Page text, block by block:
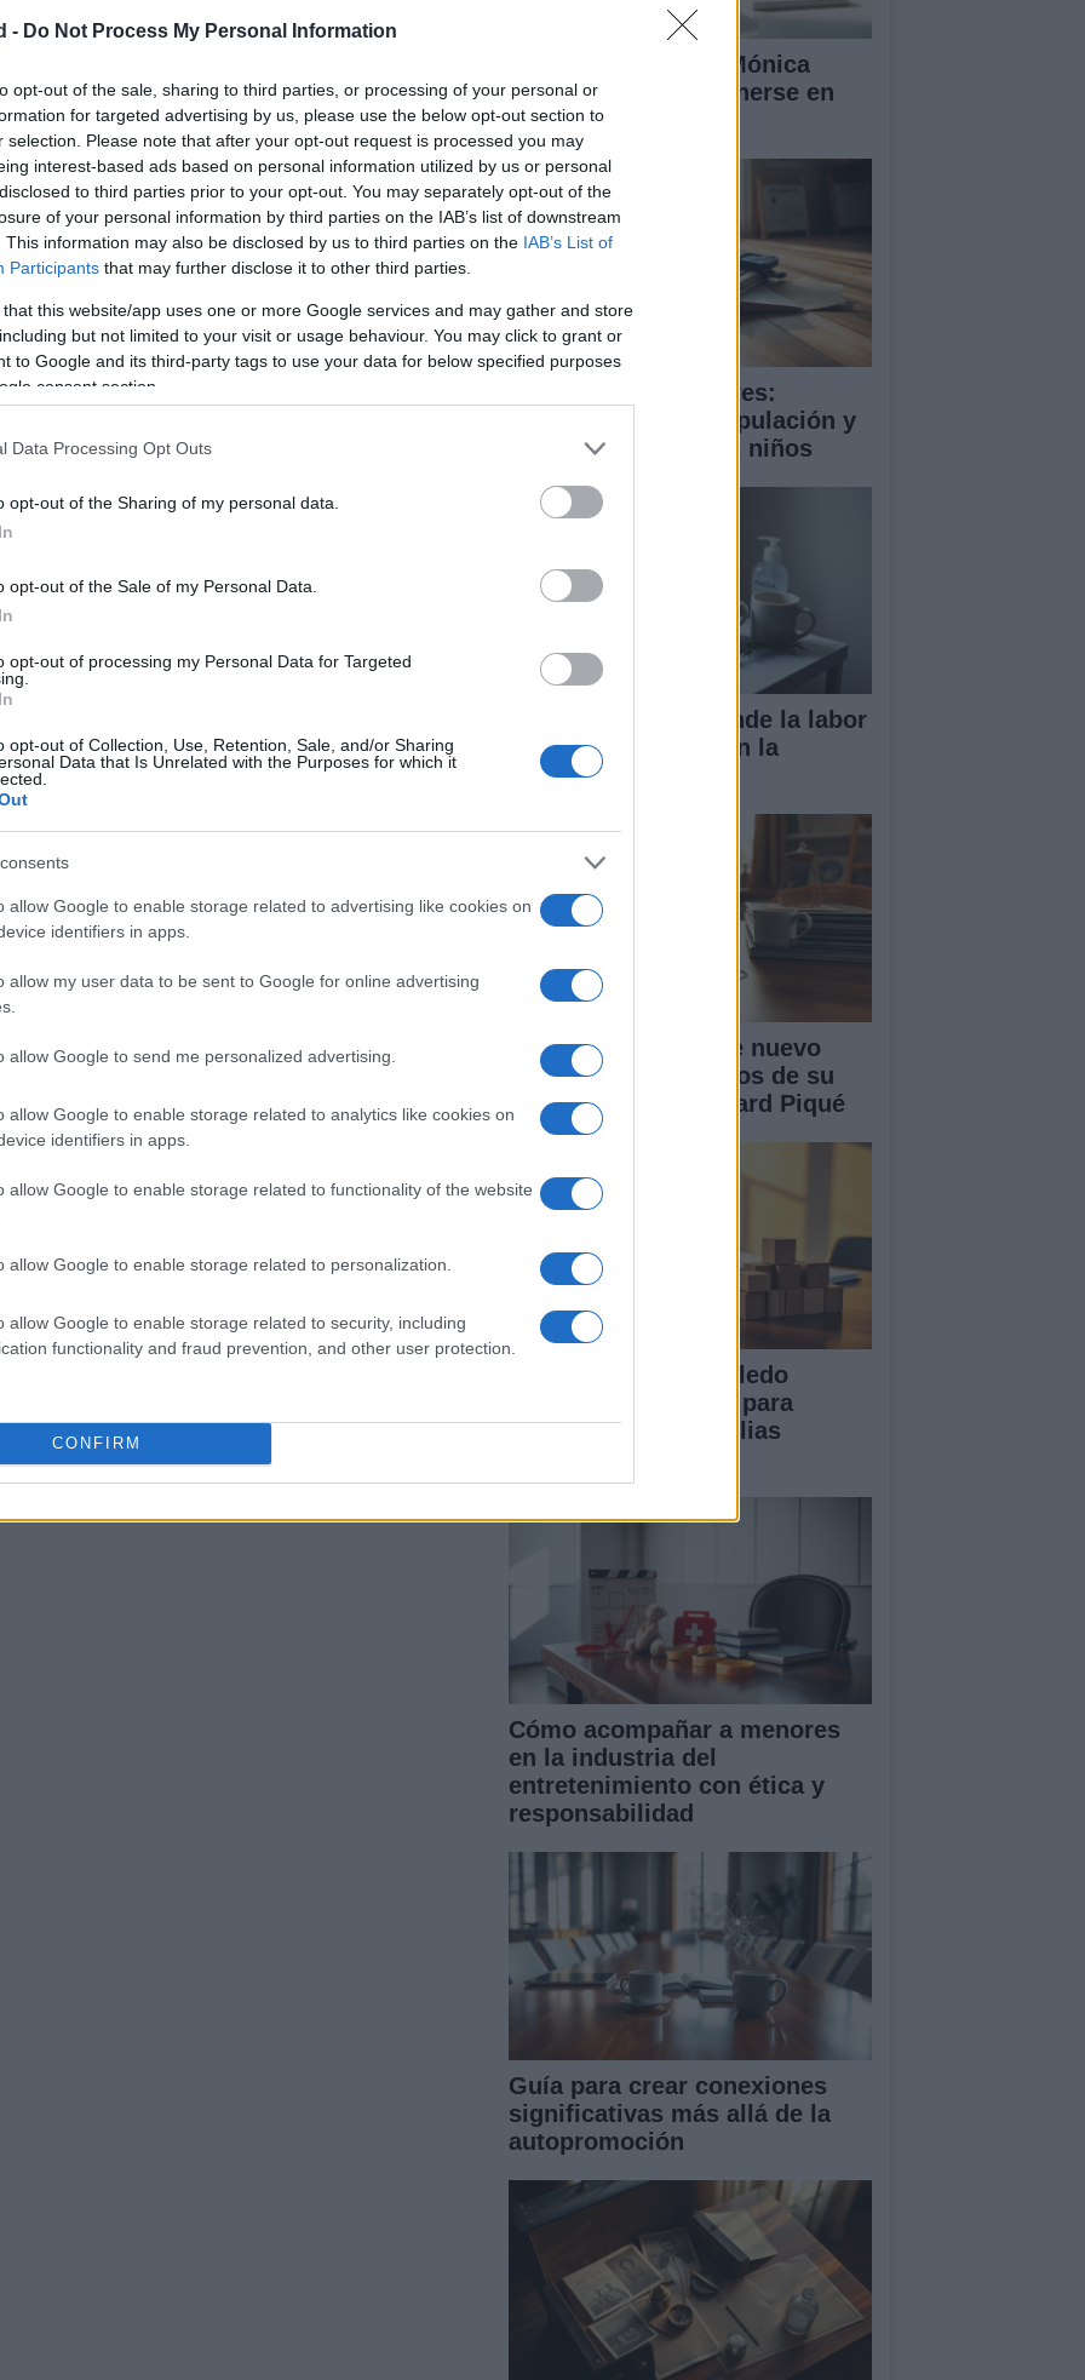
- Do Not Process My Personal Information
opt-out of the sale, sharing to third parties, or processing of your personal or
for targeted advertising by us, please use the below opt-out section to
selection. Please note that after your opt-out request is processed you may
interest-based ads based on personal information utilized by us or personal
to third parties prior to your opt-out. You may separately opt-out of the
of your personal information by third parties on the IAB’s list of downstream
This information may also be disclosed by us to third parties on the IAB’s List of
Participants that may further disclose it to other third parties.
that this website/app uses one or more Google services and may gather and store
but not limited to your visit or usage behaviour. You may click to grant or
to Google and its third-party tags to use your data for below specified purposes
consent section.
Data Processing Opt Outs
opt-out of the Sharing of my personal data.
opt-out of the Sale of my Personal Data.
opt-out of processing my Personal Data for Targeted
opt-out of Collection, Use, Retention, Sale, and/or Sharing
Data that Is Unrelated with the Purposes for which it
allow Google to enable storage related to advertising like cookies on
identifiers in apps.
allow my user data to be sent to Google for online advertising
allow Google to send me personalized advertising.
allow Google to enable storage related to analytics like cookies on
identifiers in apps.
allow Google to enable storage related to functionality of the website
allow Google to enable storage related to personalization.
allow Google to enable storage related to security, including
functionality and fraud prevention, and other user protection.
CONFIRM
dos filmes, bien distintos entre ellos aunque
a diseños se refiere.
y Julieta se completa esta semana con cuatro
gracia que son casi tan sosos como los de
me quedo poco contento con esta falta de
completa con Código Fuente, Piratas del Caribe 4 y
buena ración de
Crime o The Ward.
tanto con Los
que pensar.
© Riproduzione riservata
La rutina diaria de Mónica
Naranjo para mantenerse en
forma y feliz
Grooming en menores:
estrategias de manipulación y
cómo proteger a los niños
Candela Peña defiende la labor
de las enfermeras en la
sanidad
Shakira: rumores de nuevo
amor tras cuatro años de su
separación con Gerard Piqué
La Diputación de Toledo
presenta iniciativas para
fortalecer a las familias
Cómo acompañar a menores
en la industria del
entretenimiento con ética y
responsabilidad
Guía para crear conexiones
significativas más allá de la
autopromoción